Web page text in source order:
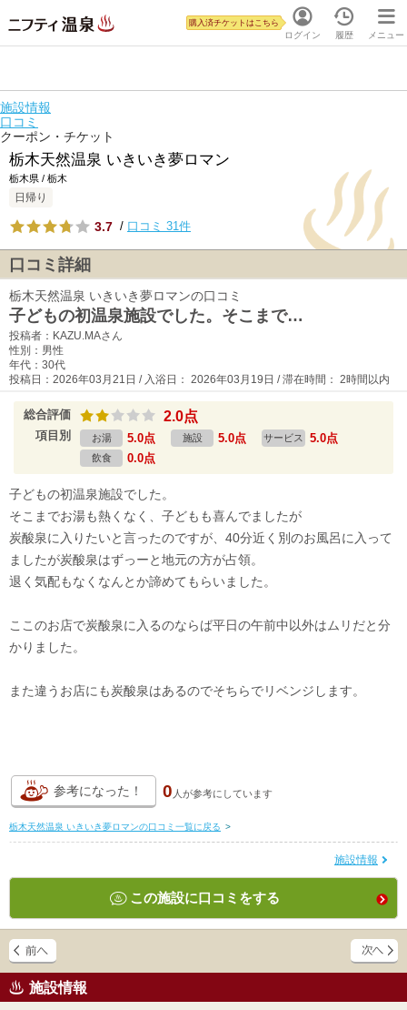
ログイン
購入済チケットはこちら
履歴 メニュー
施設情報
口コミ
クーポン・チケット
栃木天然温泉 いきいき夢ロマン
栃木県 / 栃木
日帰り
3.7 / 口コミ 31件
口コミ詳細
栃木天然温泉 いきいき夢ロマンの口コミ
子どもの初温泉施設でした。そこまで…
投稿者：KAZU.MAさん
性別：男性
年代：30代
投稿日：2026年03月21日 / 入浴日： 2026年03月19日 / 滞在時間： 2時間以内
総合評価 2.0点
項目別 お湯 5.0点 施設 5.0点 サービス 5.0点
飲食 0.0点
子どもの初温泉施設でした。
そこまでお湯も熱くなく、子どもも喜んでましたが
炭酸泉に入りたいと言ったのですが、40分近く別のお風呂に入って
ましたが炭酸泉はずっーと地元の方が占領。
退く気配もなくなんとか諦めてもらいました。
ここのお店で炭酸泉に入るのならば平日の午前中以外はムリだと分
かりました。
また違うお店にも炭酸泉はあるのでそちらでリベンジします。
参考になった！ 0 人が参考にしています
栃木天然温泉 いきいき夢ロマンの口コミ一覧に戻る >
施設情報
この施設に口コミをする
施設情報